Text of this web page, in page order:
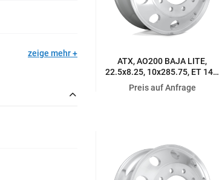
zeige mehr
ATX, AO200 BAJA LITE,
22.5x8.25, 10x285.75, ET 147,
HIGH LUSTER POLISHED
Preis auf Anfrage